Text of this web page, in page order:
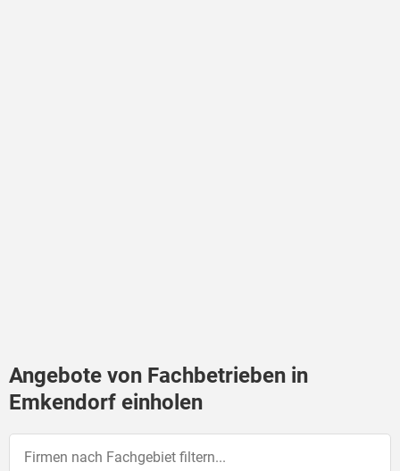
Angebote von Fachbetrieben in
Emkendorf einholen